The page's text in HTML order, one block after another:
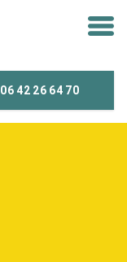
06 42 26 64 70